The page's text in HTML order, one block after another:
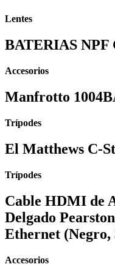
Lentes
BATERIAS NPF
Accesorios
Manfrotto
Trípodes
El Matthews C-
Trípodes
Cable HDMI de
Delgado
Ethernet (Negro,
Accesorios